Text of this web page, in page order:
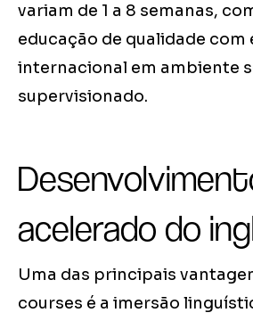
variam de 1 a 8 semanas,
educação de qualidade com
internacional em ambiente
supervisionado.
acelerado do
Uma das principais
courses é a imersão